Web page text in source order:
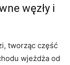
węzły i
tworząc część
wjeżdża od